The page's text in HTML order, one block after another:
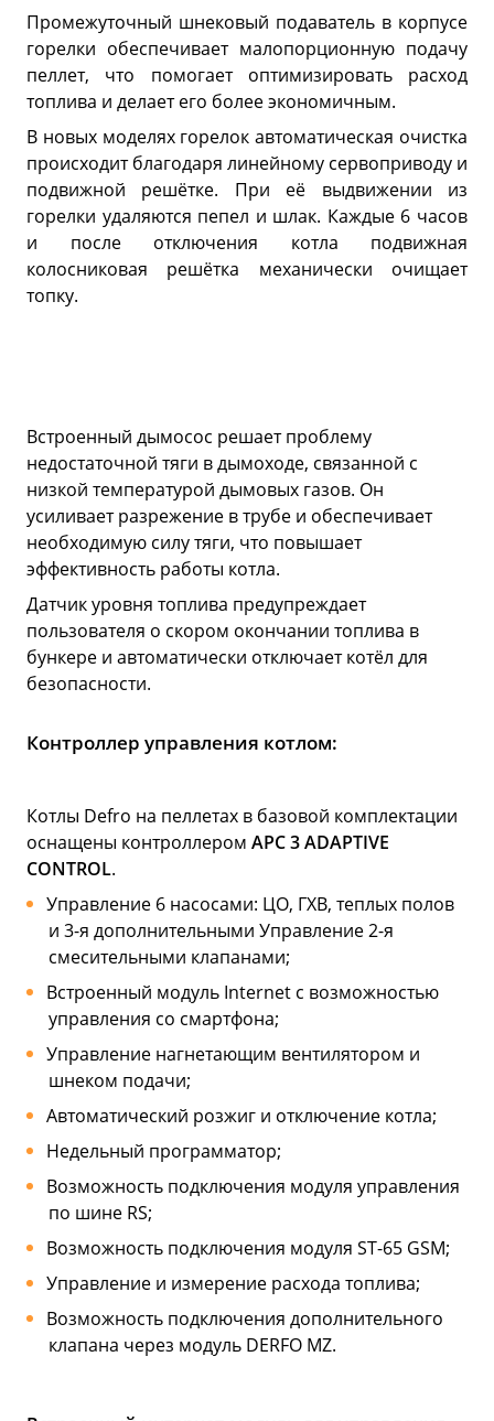
Промежуточный шнековый подаватель в корпусе
горелки обеспечивает малопорционную подачу
пеллет, что помогает оптимизировать расход
топлива и делает его более экономичным.
В новых моделях горелок автоматическая очистка
происходит благодаря линейному сервоприводу и
подвижной решётке. При её выдвижении из
горелки удаляются пепел и шлак. Каждые 6 часов
и после отключения котла подвижная
колосниковая решётка механически очищает
топку.
Встроенный дымосос решает проблему
недостаточной тяги в дымоходе, связанной с
низкой температурой дымовых газов. Он
усиливает разрежение в трубе и обеспечивает
необходимую силу тяги, что повышает
эффективность работы котла.
Датчик уровня топлива предупреждает
пользователя о скором окончании топлива в
бункере и автоматически отключает котёл для
безопасности.
Контроллер управления котлом:
Котлы Defro на пеллетах в базовой комплектации
оснащены контроллером APC 3 ADAPTIVE
CONTROL.
Управление 6 насосами: ЦО, ГХВ, теплых полов
и 3-я дополнительными Управление 2-я
смесительными клапанами;
Встроенный модуль Internet с возможностью
управления со смартфона;
Управление нагнетающим вентилятором и
шнеком подачи;
Автоматический розжиг и отключение котла;
Недельный программатор;
Возможность подключения модуля управления
по шине RS;
Возможность подключения модуля ST-65 GSM;
Управление и измерение расхода топлива;
Возможность подключения дополнительного
клапана через модуль DERFO MZ.